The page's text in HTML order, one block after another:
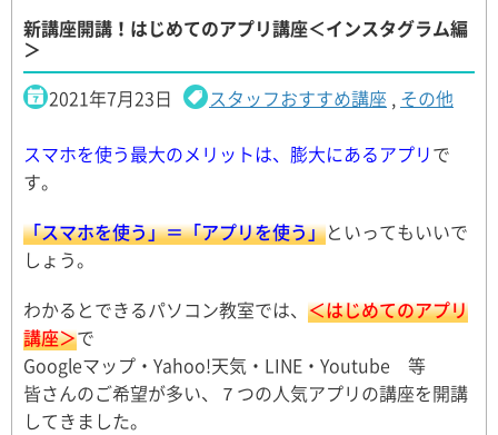
新講座開講！はじめてのアプリ講座＜インスタグラム編
＞
2021年7月23日
スタッフおすすめ講座 , その他
スマホを使う最大のメリットは、膨大にあるアプリで
す。
「スマホを使う」＝「アプリを使う」といってもいいで
しょう。
わかるとできるパソコン教室では、 ＜はじめてのアプリ
講座＞で
Googleマップ・Yahoo!天気・LINE・Youtube 等
皆さんのご希望が多い、７つの人気アプリの講座を開講
してきました。